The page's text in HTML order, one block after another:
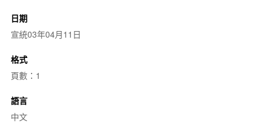
日期
宣統03年04月11日
格式
頁數：1
語言
中文